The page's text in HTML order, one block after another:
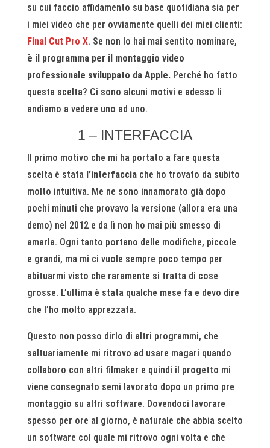
su cui faccio affidamento su base quotidiana sia per
i miei video che per ovviamente quelli dei miei clienti:
Final Cut Pro X. Se non lo hai mai sentito nominare,
è il programma per il montaggio video
professionale sviluppato da Apple.Perché ho fatto
questa scelta? Ci sono alcuni motivi e adesso li
andiamo a vedere uno ad uno.
1 – INTERFACCIA
Il primo motivo che mi ha portato a fare questa
scelta è stata l’interfacciache ho trovato da subito
molto intuitiva. Me ne sono innamorato già dopo
pochi minuti che provavo la versione (allora era una
demo) nel 2012 e da lì non ho mai più smesso di
amarla. Ogni tanto portano delle modifiche, piccole
e grandi, ma mi ci vuole sempre poco tempo per
abituarmi visto che raramente si tratta di cose
grosse. L’ultima è stata qualche mese fa e devo dire
che l’ho molto apprezzata.
Questo non posso dirlo di altri programmi, che
saltuariamente mi ritrovo ad usare magari quando
collaboro con altri filmaker e quindi il progetto mi
viene consegnato semi lavorato dopo un primo pre
montaggio su altri software. Dovendoci lavorare
spesso per ore al giorno, è naturale che abbia scelto
un software col quale mi ritrovo ogni volta e che